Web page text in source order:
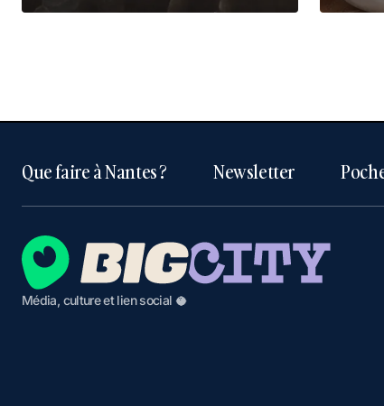
Média, culture et lien social 🥥
Que faire à Nantes ? Newsletter